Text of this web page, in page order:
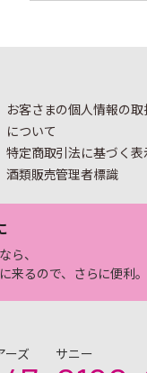
お客さまの個人情報の取
について
特定商取引法に基づく表
酒類販売管理者標識
ら、
来るので、さらに便利。
ーズ
サニー